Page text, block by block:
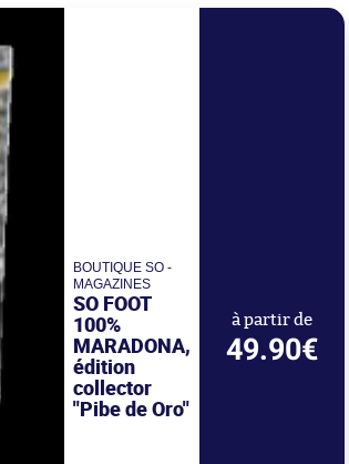
BOUTIQUE SO -
MAGAZINES
SO FOOT
100%
MARADONA,
édition
collector
"Pibe de Oro"
à partir de
49.90€